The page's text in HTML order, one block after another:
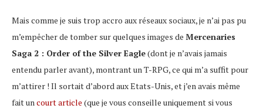
Mais comme je suis trop accro aux réseaux sociaux, je n’ai pas pu
m’empêcher de tomber sur quelques images de Mercenaries
Saga 2 : Order of the Silver Eagle(dont je n’avais jamais
entendu parler avant), montrant un T-RPG, ce qui m’a suffit pour
m’attirer ! Il sortait d’abord aux Etats-Unis, et j’en avais même
fait un court article (que je vous conseille uniquement si vous